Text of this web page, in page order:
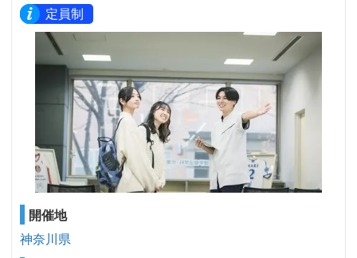
定員制
開催地
神奈川県